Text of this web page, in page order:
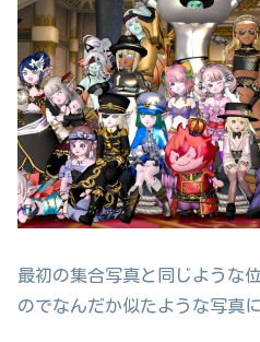
最初の集合写真と同じような
のでなんだか似たような写真